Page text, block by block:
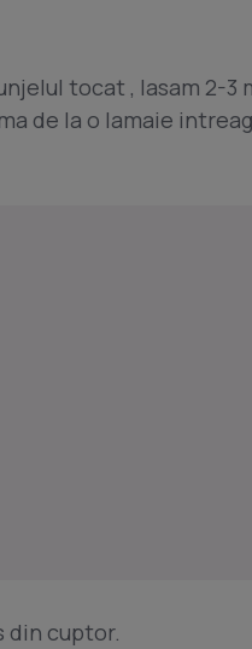
tocat , lasam 2-3
de la o lamaie
din cuptor.